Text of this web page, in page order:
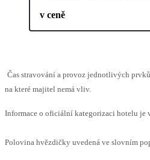
v ceně
Čas stravování a provoz jednotlivých
na které majitel nemá vliv.
Informace o oficiální kategorizaci hotelu je
Polovina hvězdičky uvedená ve slovním